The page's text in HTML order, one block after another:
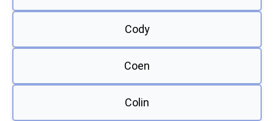
Cody
Coen
Colin